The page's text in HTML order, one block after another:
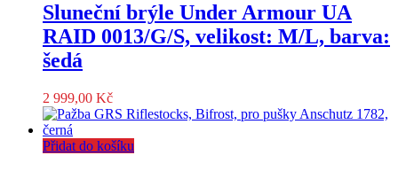
Sluneční brýle Under Armour UA
RAID 0013/G/S, velikost: M/L, barva:
šedá
2 999,00 Kč
Přidat do košíku